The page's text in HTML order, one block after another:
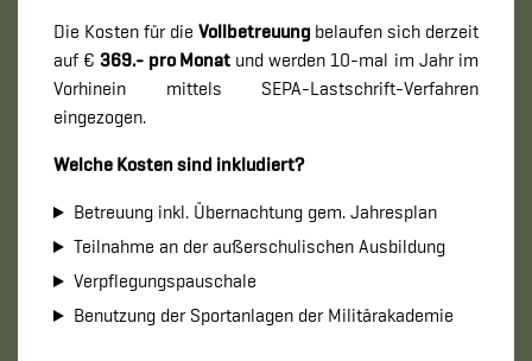
Die Kosten für die Vollbetreuung belaufen sich derzeit
auf €369.- pro Monatund werden 10-mal im Jahr im
Vorhinein mittels SEPA-Lastschrift-Verfahren
eingezogen.
Welche Kosten sind inkludiert?
Betreuung inkl. Übernachtung gem. Jahresplan
Teilnahme an der außerschulischen Ausbildung
Verpflegungspauschale
Benutzung der Sportanlagen der Militärakademie